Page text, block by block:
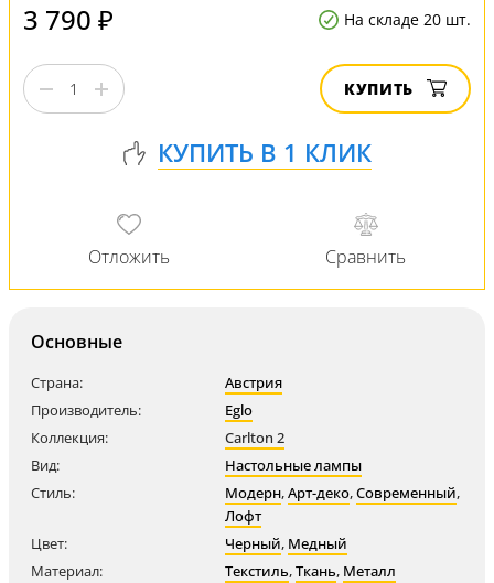
3 790 ₽ На складе 20 шт.
КУПИТЬ
Основные
Страна:
Австрия
Производитель:
Eglo
Коллекция:
Carlton 2
Вид:
Настольные лампы
Стиль:
Модерн,Арт-деко,Современный,
Лофт
Цвет:
Черный, Медный
Материал:
Текстиль,Ткань, Металл